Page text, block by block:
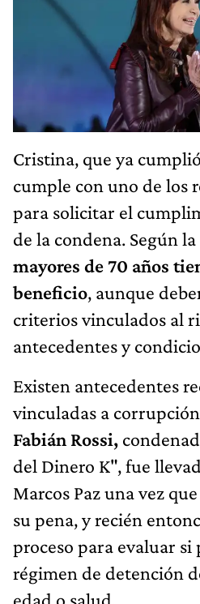
Cristina, que ya
cumple con uno de los
para solicitar el
de la condena. Según la
mayores de 70 años
beneficio, aunque
criterios vinculados al
antecedentes y
Existen antecedentes
vinculadas a
Fabián Rossi,
del Dinero K", fue
Marcos Paz una vez
su pena, y recién
proceso para evaluar si
régimen de detención
edad o salud.